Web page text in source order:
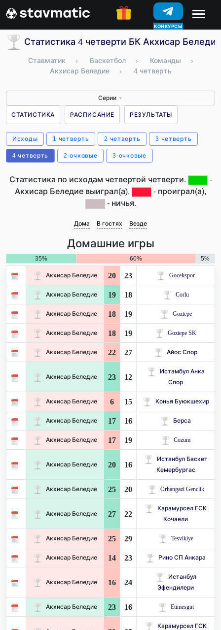
КОНКУРСЫ
Статистика 4 четверти БК Акхисар
Ставматик › Баскетбол › Команды
›
Акхисар Беледие
› 4 четверть
Серии ▼
СТАТИСТИКА РАСПИСАНИЕ РЕЗУЛЬТАТЫ
Исходы 1 четверть 2 четверть 3 четверть
4 четверть 2-очковые 3-очковые
Статистика по исходам четвертой четверти.
-
Акхисар Беледие выиграл(а),
- проиграл(а),
- ничья.
Дома В гостях Везде
Домашние игры
35% 60% 5%
Акхисар Беледие 20 23 Gocekspor
Акхисар Беледие 19 18 Corlu
Акхисар Беледие 18 19 Goztepe
Акхисар Беледие 18 19 Goztepe SK
Акхисар Беледие 22 27 Айос Спор
Акхисар Беледие 23 12
Истамбул Анка
Спор
Акхисар Беледие 6 15 Конья Буюкшехир
Акхисар Беледие 17 16 Берса
Акхисар Беледие 17 19 Cozum
Акхисар Беледие 20 16
Истанбул Баскет
Кемербургас
Акхисар Беледие 25 20 Orhangazi Genclik
Акхисар Беледие 27 22
Карамурсел ГСК
Кочаели
Акхисар Беледие 25 29 Tesvikiye
Акхисар Беледие 14 23 Рино СП Анкара
Акхисар Беледие 16 24
Истанбул
Эфендилери
Акхисар Беледие 23 16 Etimesgut
Карамурсел ГСК